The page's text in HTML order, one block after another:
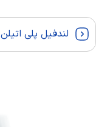
لندفیل پلی اتیلن